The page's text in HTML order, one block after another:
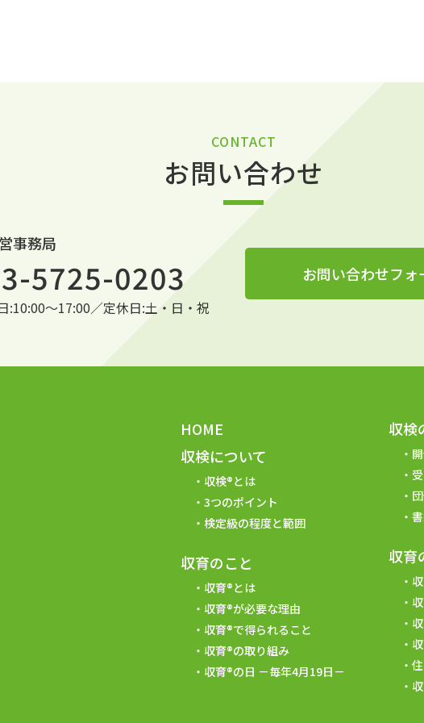
CONTACT
お問い合わせ
事務局
5725-0203
:10:00～17:00／定休日:土・日・祝
お問い合わせフォ
HOME
収検について
収検®とは
3つのポイント
検定級の程度と範囲
収育のこと
収育®とは
収育®が必要な理由
収育®で得られること
収育®の取り組み
収育®の日 －毎年4月19日－
収検
収育